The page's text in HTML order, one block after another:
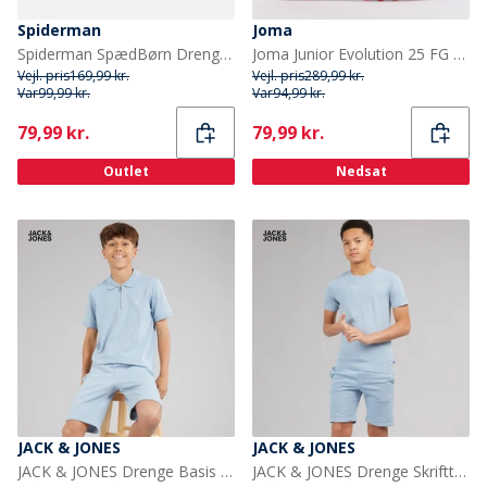
Spiderman
Spiderman SpædBørn Drenge mønster træsko Rød
Vejl. pris169,99 kr.
Var99,99 kr.
Current
79,99 kr.
Outlet
Joma
Joma Junior Evolution 25 FG Faste Jord Fodboldstøvler Fluorescent Orange
Vejl. pris289,99 kr.
Var94,99 kr.
Current
79,99 kr.
Nedsat
JACK & JONES
JACK & JONES Drenge Basis Lynlås T-shirt Og Shorts Sæt Ashley Blue
JACK & JONES
JACK & JONES Drenge Skrifttype T-shirt Og Shorts Sæt Ashley Blue